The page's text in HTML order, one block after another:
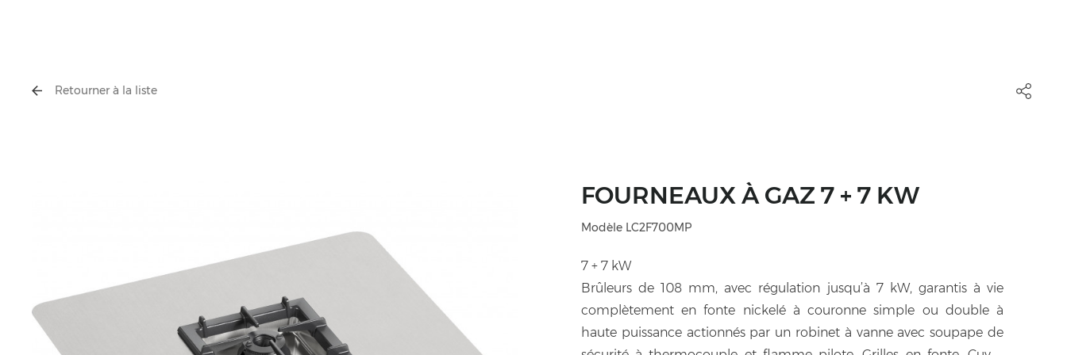
Retourner à la liste
FOURNEAUX À GAZ 7 + 7 KW
Modèle LC2F700MP
7 + 7 kW
Brûleurs de 108 mm, avec régulation jusqu’à 7 kW, garantis à vie
complètement en fonte nickelé à couronne simple ou double à
haute puissance actionnés par un robinet à vanne avec soupape de